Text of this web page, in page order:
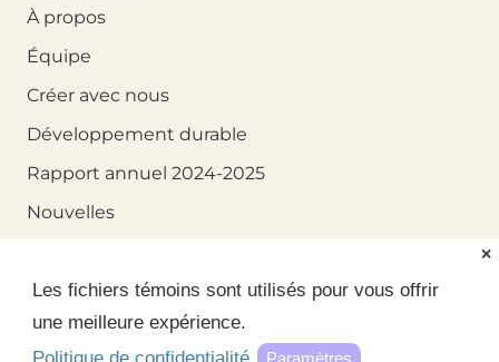
Les fichiers témoins sont utilisés pour vous offrir
une meilleure expérience.
❌
À propos
Équipe
Créer avec nous
Développement durable
Rapport annuel 2024-2025
Nouvelles